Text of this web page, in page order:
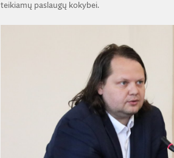
teikiamų paslaugų kokybei.